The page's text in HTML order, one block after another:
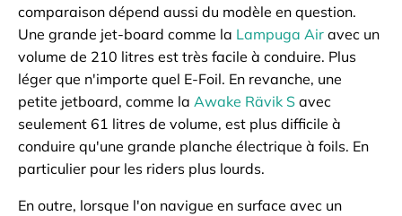
comparaison dépend aussi du modèle en question.
Une grande jet-board comme la Lampuga Air avec un
volume de 210 litres est très facile à conduire. Plus
léger que n'importe quel E-Foil. En revanche, une
petite jetboard, comme la Awake Rävik S avec
seulement 61 litres de volume, est plus difficile à
conduire qu'une grande planche électrique à foils. En
particulier pour les riders plus lourds.
En outre, lorsque l'on navigue en surface avec un